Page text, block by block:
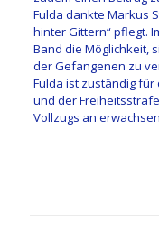
Fulda dankte Markus
hinter Gittern“ pflegt.
Band die Möglichkeit,
der Gefangenen zu
Fulda ist zuständig
und der
Vollzugs an